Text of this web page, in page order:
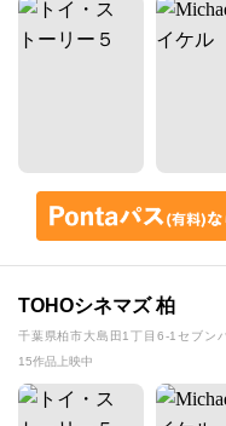
TOHOシネマズ 柏
千葉県柏市大島田1丁目6-1セブン
15作品上映中